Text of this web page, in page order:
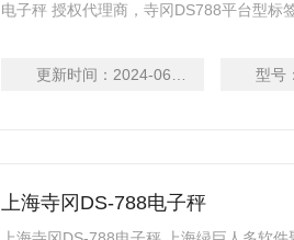
电子秤 授权代理商，寺冈DS788平台型标
更新时间： 2024-06-13 型号：
上海寺冈DS-788电子秤